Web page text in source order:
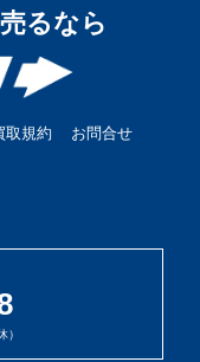
るなら
取規約
お問合せ
）